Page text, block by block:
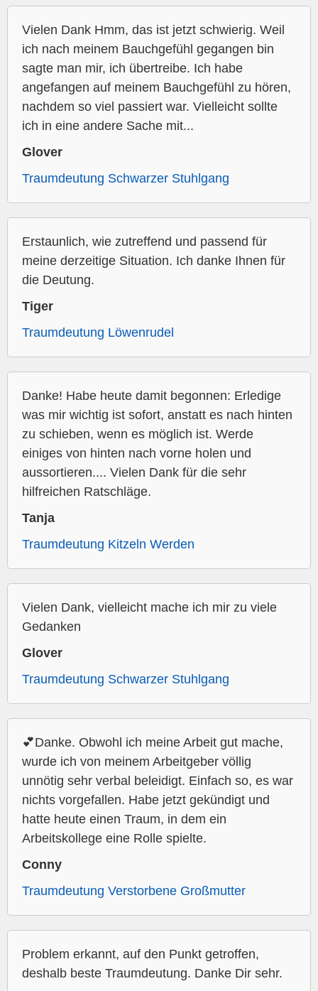
Vielen Dank Hmm, das ist jetzt schwierig. Weil
ich nach meinem Bauchgefühl gegangen bin
sagte man mir, ich übertreibe. Ich habe
angefangen auf meinem Bauchgefühl zu hören,
nachdem so viel passiert war. Vielleicht sollte
ich in eine andere Sache mit...
Glover
Traumdeutung Schwarzer Stuhlgang
Erstaunlich, wie zutreffend und passend für
meine derzeitige Situation. Ich danke Ihnen für
die Deutung.
Tiger
Traumdeutung Löwenrudel
Danke! Habe heute damit begonnen: Erledige
was mir wichtig ist sofort, anstatt es nach hinten
zu schieben, wenn es möglich ist. Werde
einiges von hinten nach vorne holen und
aussortieren.... Vielen Dank für die sehr
hilfreichen Ratschläge.
Tanja
Traumdeutung Kitzeln Werden
Vielen Dank, vielleicht mache ich mir zu viele
Gedanken
Glover
Traumdeutung Schwarzer Stuhlgang
💕Danke. Obwohl ich meine Arbeit gut mache,
wurde ich von meinem Arbeitgeber völlig
unnötig sehr verbal beleidigt. Einfach so, es war
nichts vorgefallen. Habe jetzt gekündigt und
hatte heute einen Traum, in dem ein
Arbeitskollege eine Rolle spielte.
Conny
Traumdeutung Verstorbene Großmutter
Problem erkannt, auf den Punkt getroffen,
deshalb beste Traumdeutung. Danke Dir sehr.